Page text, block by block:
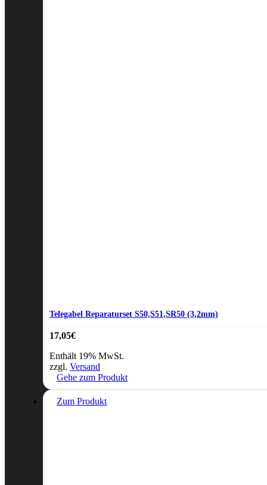
Telegabel Reparaturset S50,S51,SR50 (3,2mm)
17,05€
Enthält 19% MwSt.
zzgl. Versand
Gehe zum Produkt
Zum Produkt